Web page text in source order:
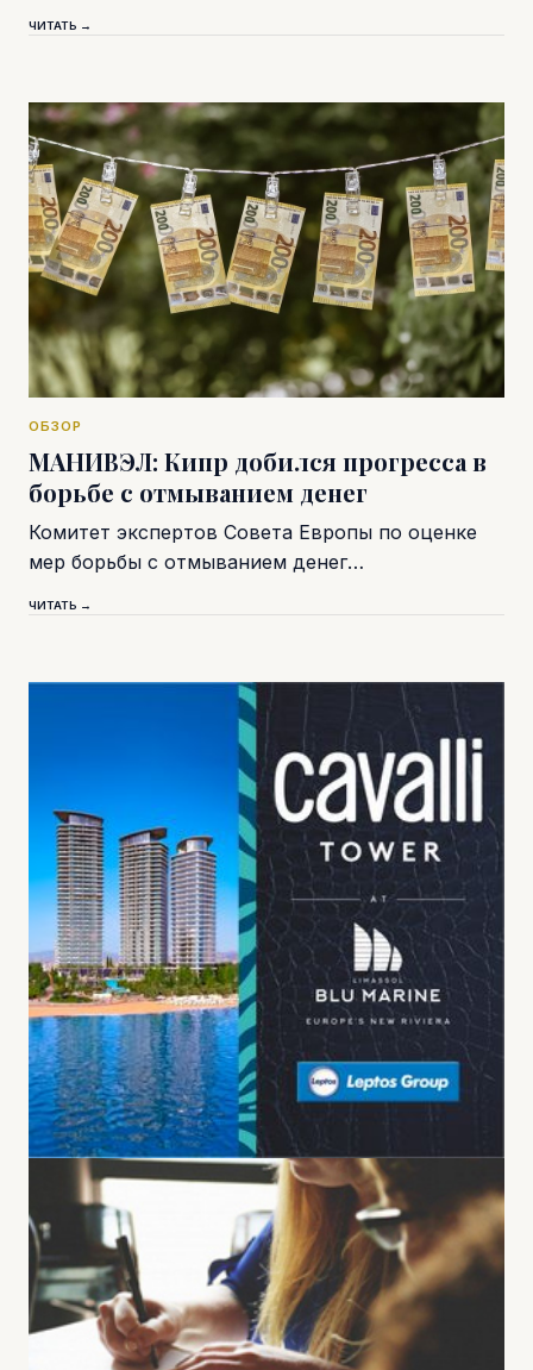
ЧИТАТЬ →
ОБЗОР
МАНИВЭЛ: Кипр добился прогресса в
борьбе с отмыванием денег
Комитет экспертов Совета Европы по оценке
мер борьбы с отмыванием денег…
ЧИТАТЬ →